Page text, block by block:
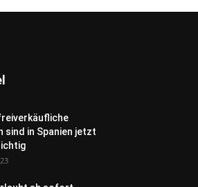
sind in Spanien jetzt